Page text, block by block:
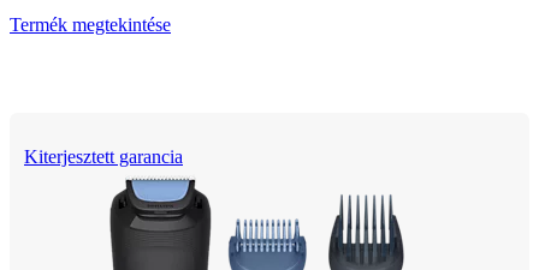
Termék megtekintése
Kiterjesztett garancia